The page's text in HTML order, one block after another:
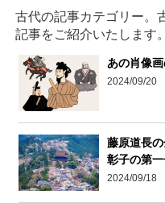
古代の記事カテゴリー。
記事をご紹介いたします。
あの肖像
2024/09/20
藤原道長
彰子の第
2024/09/18